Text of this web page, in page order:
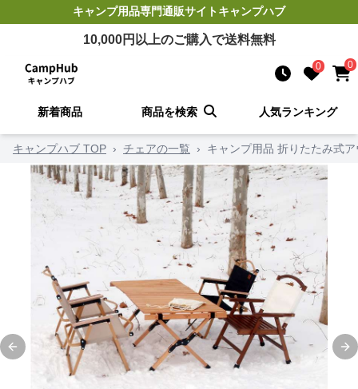
キャンプ用品専門通販サイトキャンプハブ
10,000円以上のご購入で送料無料
0 0
新着商品 商品を検索 人気ランキング
キャンプハブ TOP › チェアの一覧 › キャンプ用品 折りたたみ式
Previous slide